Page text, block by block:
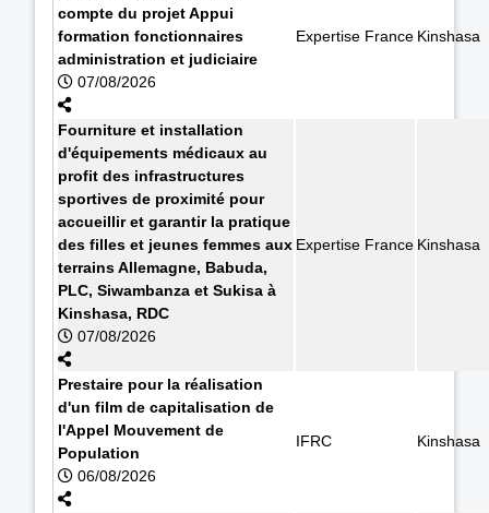
compte du projet Appui
formation fonctionnaires
administration et judiciaire
07/08/2026
Expertise France Kinshasa
Fourniture et installation
d'équipements médicaux au
profit des infrastructures
sportives de proximité pour
accueillir et garantir la pratique
des filles et jeunes femmes aux
terrains Allemagne, Babuda,
PLC, Siwambanza et Sukisa à
Kinshasa, RDC
07/08/2026
Expertise France Kinshasa
Prestaire pour la réalisation
d'un film de capitalisation de
l'Appel Mouvement de
Population
06/08/2026
IFRC Kinshasa